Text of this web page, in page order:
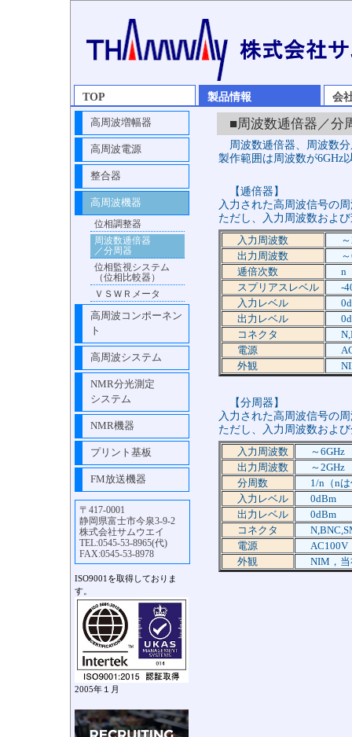
TOP 製品情報 会
高周波増幅器
高周波電源
整合器
高周波機器
位相調整器
周波数逓倍器
／分周器
位相監視システム
（位相比較器）
ＶＳＷＲメータ
高周波コンポーネン
ト
高周波システム
NMR分光測定
システム
NMR機器
プリント基板
FM放送機器
〒417-0001
静岡県富士市今泉3-9-2
株式会社サムウエイ
TEL:0545-53-8965(代)
FAX:0545-53-8978
ISO9001を取得しておりま
す。
2005年１月
■周波数逓倍器／分
周波数逓倍器、周波数
製作範囲は周波数が6GHz
【逓倍器】
入力された高周波信号の
ただし、入力周波数およ
入力周波数
出力周波数
逓倍次数
n
スプリアスレベル
-
入力レベル
出力レベル
コネクタ
電源
外観
【分周器】
入力された高周波信号の
ただし、入力周波数およ
入力周波数
～6GHz
出力周波数
～2GHz
分周数
1/n（n
入力レベル
0dBm
出力レベル
0dBm
コネクタ
電源
AC100V
外観
NIM，